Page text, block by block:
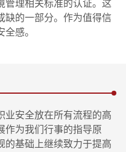
管理相关标准的认证。这
缺的一部分。作为值得信
感。
业安全放在所有流程的高
作为我们行事的指导原
的基础上继续致力于提高